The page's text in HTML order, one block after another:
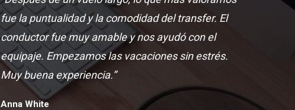
Anna White
fue la puntualidad y la comodidad del transfer. El
conductor fue muy amable y nos ayudó con el
equipaje. Empezamos las vacaciones sin estrés.
Muy buena experiencia.”